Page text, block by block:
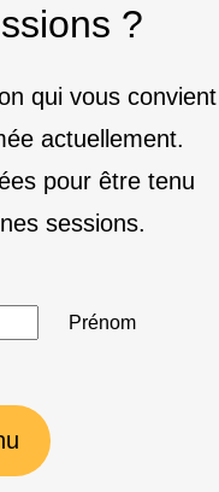
?
qui vous convient
actuellement.
pour être tenu
sessions.
Prénom